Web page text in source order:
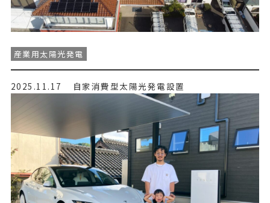
産業用太陽光発電
2025.11.17 自家消費型太陽光発電設置